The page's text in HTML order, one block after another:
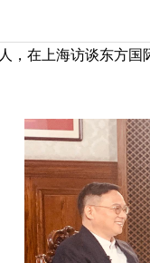
人，在上海访谈东方